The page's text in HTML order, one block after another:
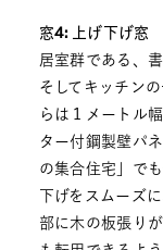
窓4: 上げ下げ窓
居室群である、
そしてキッチン
らは１メートル
ター付鋼製壁パ
の集合住宅」で
下げをスムーズ
部に木の板張り